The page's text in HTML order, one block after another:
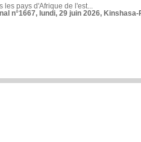
les pays d'Afrique de l'est...
n°1667, lundi, 29 juin 2026,